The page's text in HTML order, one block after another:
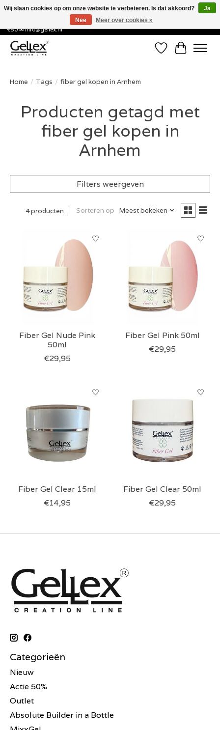
✅ Voor 15:00 besteld, de volgende werkdag in huis! ✅ Gratis verzenden vanaf
€50 ✉info@gellex.nl
Verlanglijst
Home / Tags / fiber gel kopen in Arnhem
Producten getagd met
fiber gel kopen in
Arnhem
Filters weergeven
4 producten Sorteren op Meest bekeken
Fiber Gel Nude Pink
50ml
€29,95
Fiber Gel Pink 50ml
€29,95
Fiber Gel Clear 15ml
€14,95
Fiber Gel Clear 50ml
€29,95
Categorieën
Nieuw
Actie 50%
Outlet
Absolute Builder in a Bottle
Wij slaan cookies op om onze website te verbeteren. Is dat akkoord?
Ja
Nee
Meer over cookies »